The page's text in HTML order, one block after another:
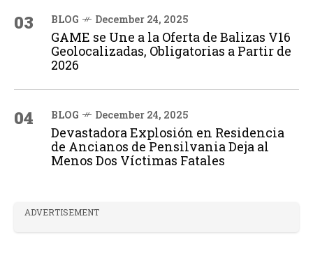
03 BLOG December 24, 2025
GAME se Une a la Oferta de Balizas V16
Geolocalizadas, Obligatorias a Partir de
2026
04 BLOG December 24, 2025
Devastadora Explosión en Residencia
de Ancianos de Pensilvania Deja al
Menos Dos Víctimas Fatales
ADVERTISEMENT